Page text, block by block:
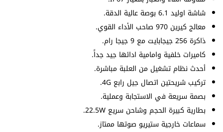
شاشة اوليد 6.1 بوصة عالية الدقة.
معالج كيرين 970 صاحب الأداء القوي.
ذاكرة 256 جيجابايت مع 9 جيجا رام.
كاميرات خلفية وامامية ادائها جيد جداً.
أحدث نظام تشغيل من العلبة مباشرة.
تركيب شريحتين اتصال جيل رابع 4G.
بصمة سريعة في الاستجابة وعملية.
بطارية كبيرة الحجم وشاحن سريع 22.5W.
سماعات خارجية ستيريو صوتها ممتاز.